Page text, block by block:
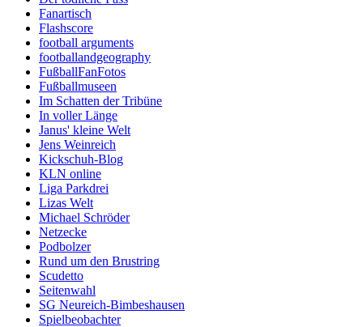
Fanartisch
Flashscore
football arguments
footballandgeography
FußballFanFotos
Fußballmuseen
Im Schatten der Tribüne
In voller Länge
Janus' kleine Welt
Jens Weinreich
Kickschuh-Blog
KLN online
Liga Parkdrei
Lizas Welt
Michael Schröder
Netzecke
Podbolzer
Rund um den Brustring
Scudetto
Seitenwahl
SG Neureich-Bimbeshausen
Spielbeobachter